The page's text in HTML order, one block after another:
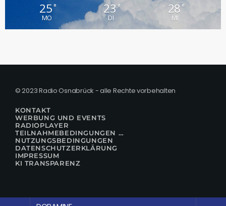
25°
MO
23°
DI
28°
MI
© 2023 Radio Osnabrück - alle Rechte vorbehalten
KONTAKT
WERBUNG UND EVENTS
RADIOPLAYER
TEILNAHMEBEDINGUNGEN FÜR GEWINNSPIELE
NUTZUNGSBEDINGUNGEN
DATENSCHUTZERKLÄRUNG
IMPRESSUM
KI TRANSPARENZ